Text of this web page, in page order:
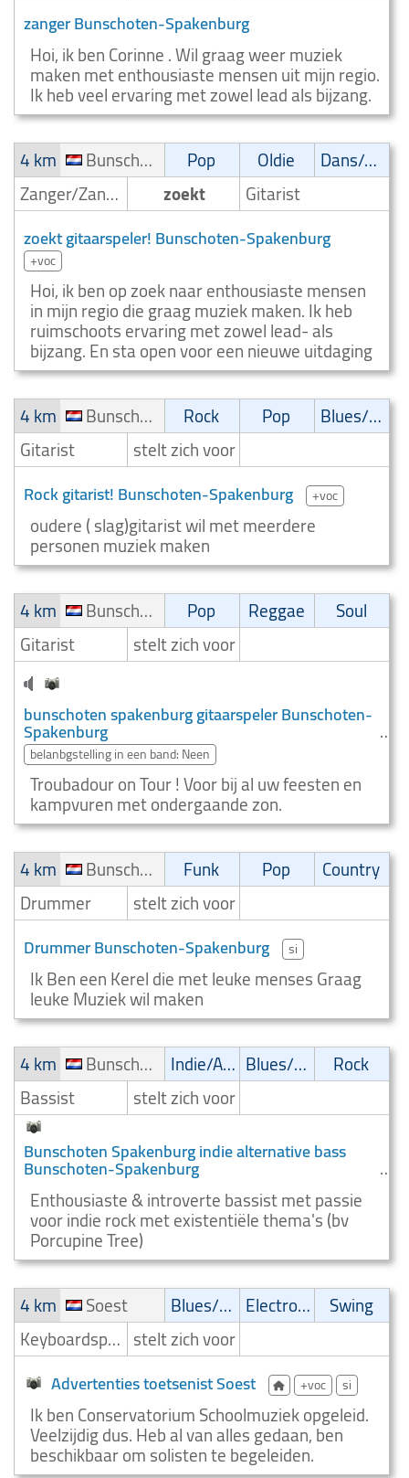
zanger Bunschoten-Spakenburg
Hoi, ik ben Corinne . Wil graag weer muziek
maken met enthousiaste mensen uit mijn regio.
Ik heb veel ervaring met zowel lead als bijzang.
4 km
Bunschoten-Spakenburg Pop Oldie
Dans/Amusementsmuziek
Zanger/Zangeres
zoekt Gitarist
zoekt gitaarspeler! Bunschoten-Spakenburg
+voc
Hoi, ik ben op zoek naar enthousiaste mensen
in mijn regio die graag muziek maken. Ik heb
ruimschoots ervaring met zowel lead- als
bijzang. En sta open voor een nieuwe uitdaging
4 km
Bunschoten-Spakenburg Rock Pop
Blues/Swing
Gitarist
stelt zich voor
Rock gitarist! Bunschoten-Spakenburg +voc
oudere ( slag)gitarist wil met meerdere
personen muziek maken
4 km
Bunschoten-Spakenburg Pop Reggae
Soul
Gitarist
stelt zich voor
bunschoten spakenburg gitaarspeler Bunschoten-
Spakenburg
belanbgstelling in een band: Neen
Troubadour on Tour ! Voor bij al uw feesten en
kampvuren met ondergaande zon.
4 km
Bunschoten-Spakenburg Funk Pop
Country
Drummer
stelt zich voor
Drummer Bunschoten-Spakenburg si
Ik Ben een Kerel die met leuke menses Graag
leuke Muziek wil maken
4 km
Bunschoten-Spakenburg Indie/Alternative Blues/Swing
Rock
Bassist
stelt zich voor
Bunschoten Spakenburg indie alternative bass
Bunschoten-Spakenburg
Enthousiaste & introverte bassist met passie
voor indie rock met existentiële thema's (bv
Porcupine Tree)
4 km
Soest Blues/Swing Electronic
Swing
Keyboardspeler/Toetsenist stelt zich voor
Advertenties toetsenist Soest +voc si
Ik ben Conservatorium Schoolmuziek opgeleid.
Veelzijdig dus. Heb al van alles gedaan, ben
beschikbaar om solisten te begeleiden.